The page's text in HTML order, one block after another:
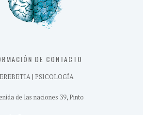
DE CONTACTO
| PSICOLOGÍA
de las naciones 39, Pinto